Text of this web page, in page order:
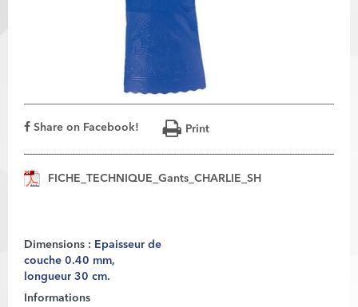
Share on Facebook! Print
FICHE_TECHNIQUE_Gants_CHARLIE_SH
Dimensions : Epaisseur de
couche 0.40 mm,
longueur 30 cm.
Informations